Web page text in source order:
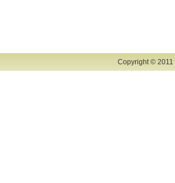
Copyright © 2011 -